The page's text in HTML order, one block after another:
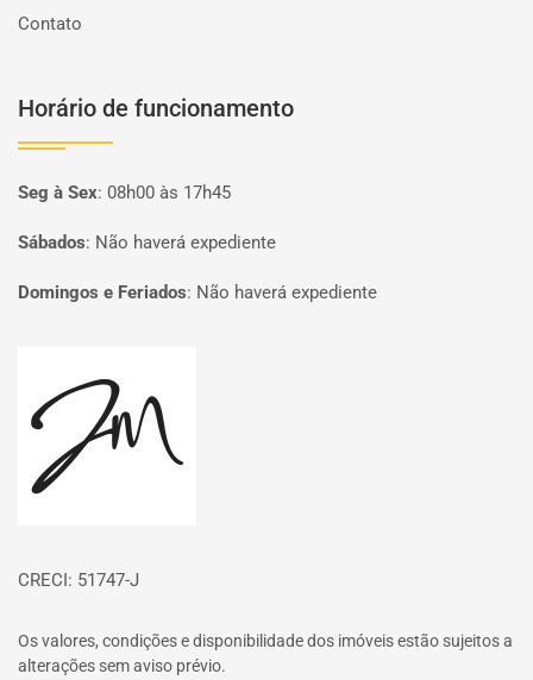
Contato
Horário de funcionamento
Seg à Sex: 08h00 às 17h45
Sábados: Não haverá expediente
Domingos e Feriados: Não haverá expediente
CRECI: 51747-J
Os valores, condições e disponibilidade dos imóveis estão sujeitos a
alterações sem aviso prévio.